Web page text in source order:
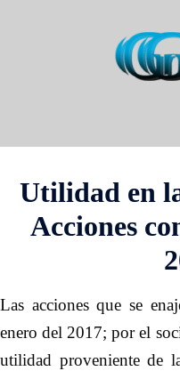
Utilidad en
Acciones
Las acciones que se
enero del 2017; por el
utilidad proveniente de